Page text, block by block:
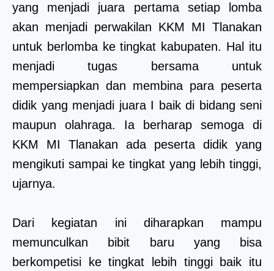
yang menjadi juara pertama setiap lomba
akan menjadi perwakilan KKM MI Tlanakan
untuk berlomba ke tingkat kabupaten. Hal itu
menjadi tugas bersama untuk
mempersiapkan dan membina para peserta
didik yang menjadi juara I baik di bidang seni
maupun olahraga. Ia berharap semoga di
KKM MI Tlanakan ada peserta didik yang
mengikuti sampai ke tingkat yang lebih tinggi,
ujarnya.
Dari kegiatan ini diharapkan mampu
memunculkan bibit baru yang bisa
berkompetisi ke tingkat lebih tinggi baik itu